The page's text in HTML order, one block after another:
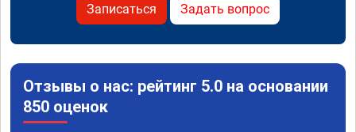
Записаться Задать вопрос
Отзывы о нас: рейтинг 5.0 на основании
850 оценок